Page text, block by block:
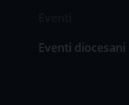
Eventi diocesani